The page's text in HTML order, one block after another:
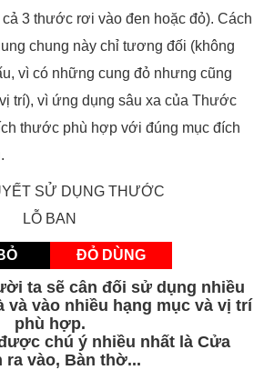
3 thước rơi vào đen hoặc đỏ). Cách
chung này chỉ tương đối (không
vì có những cung đỏ nhưng cũng
trí), vì ứng dụng sâu xa của Thước
thước phù hợp với đúng mục đích
SỬ DỤNG THƯỚC
LỖ BAN
ĐỎ DÙNG
ta sẽ cân đối sử dụng nhiều
và vào nhiều hạng mục và vị trí
phù hợp.
chú ý nhiều nhất là Cửa
ra vào, Bàn thờ...